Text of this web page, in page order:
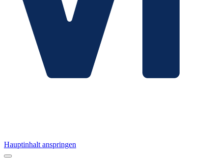
Hauptinhalt anspringen